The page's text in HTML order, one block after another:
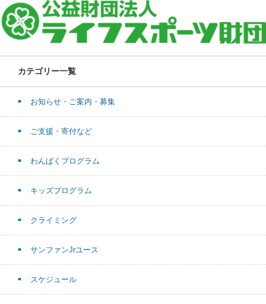
カテゴリー一覧
お知らせ・ご案内・募集
ご支援・寄付など
わんぱくプログラム
キッズプログラム
クライミング
サンファンJrユース
スケジュール